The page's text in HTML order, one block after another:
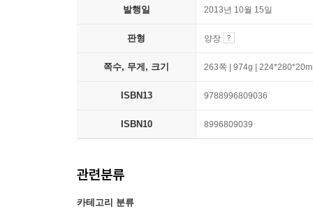
발행일 2013년 10월 15일
판형 양장
쪽수, 무게, 크기 263쪽 | 974g |
ISBN13 9788996809036
ISBN10 8996809039
관련분류
카테고리 분류